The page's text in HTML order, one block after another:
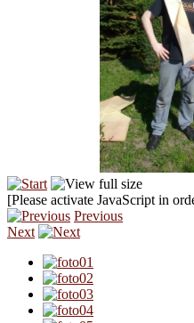
[Please activate JavaScript in
Previous
Next